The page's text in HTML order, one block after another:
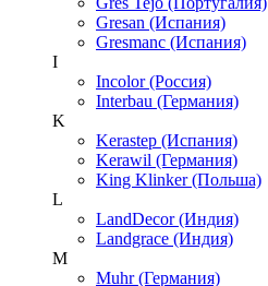
Gresan (Испания)
Gresmanc (Испания)
I
Incolor (Россия)
Interbau (Германия)
K
Kerastep (Испания)
Kerawil (Германия)
King Klinker (Польша)
L
LandDecor (Индия)
Landgrace (Индия)
M
Muhr (Германия)